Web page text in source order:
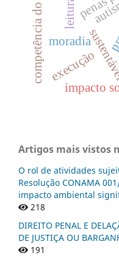
leitura
moradia
competência do juízo execução
impacto
Artigos mais vistos
O rol de atividades
Resolução CONAMA
impacto ambiental
218
DIREITO PENAL E
DE JUSTIÇA OU
191